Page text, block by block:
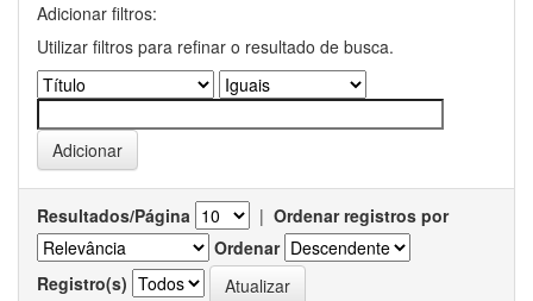
Adicionar filtros:
Utilizar filtros para refinar o resultado de busca.
Resultados/Página | Ordenar registros por
Ordenar
Registro(s)